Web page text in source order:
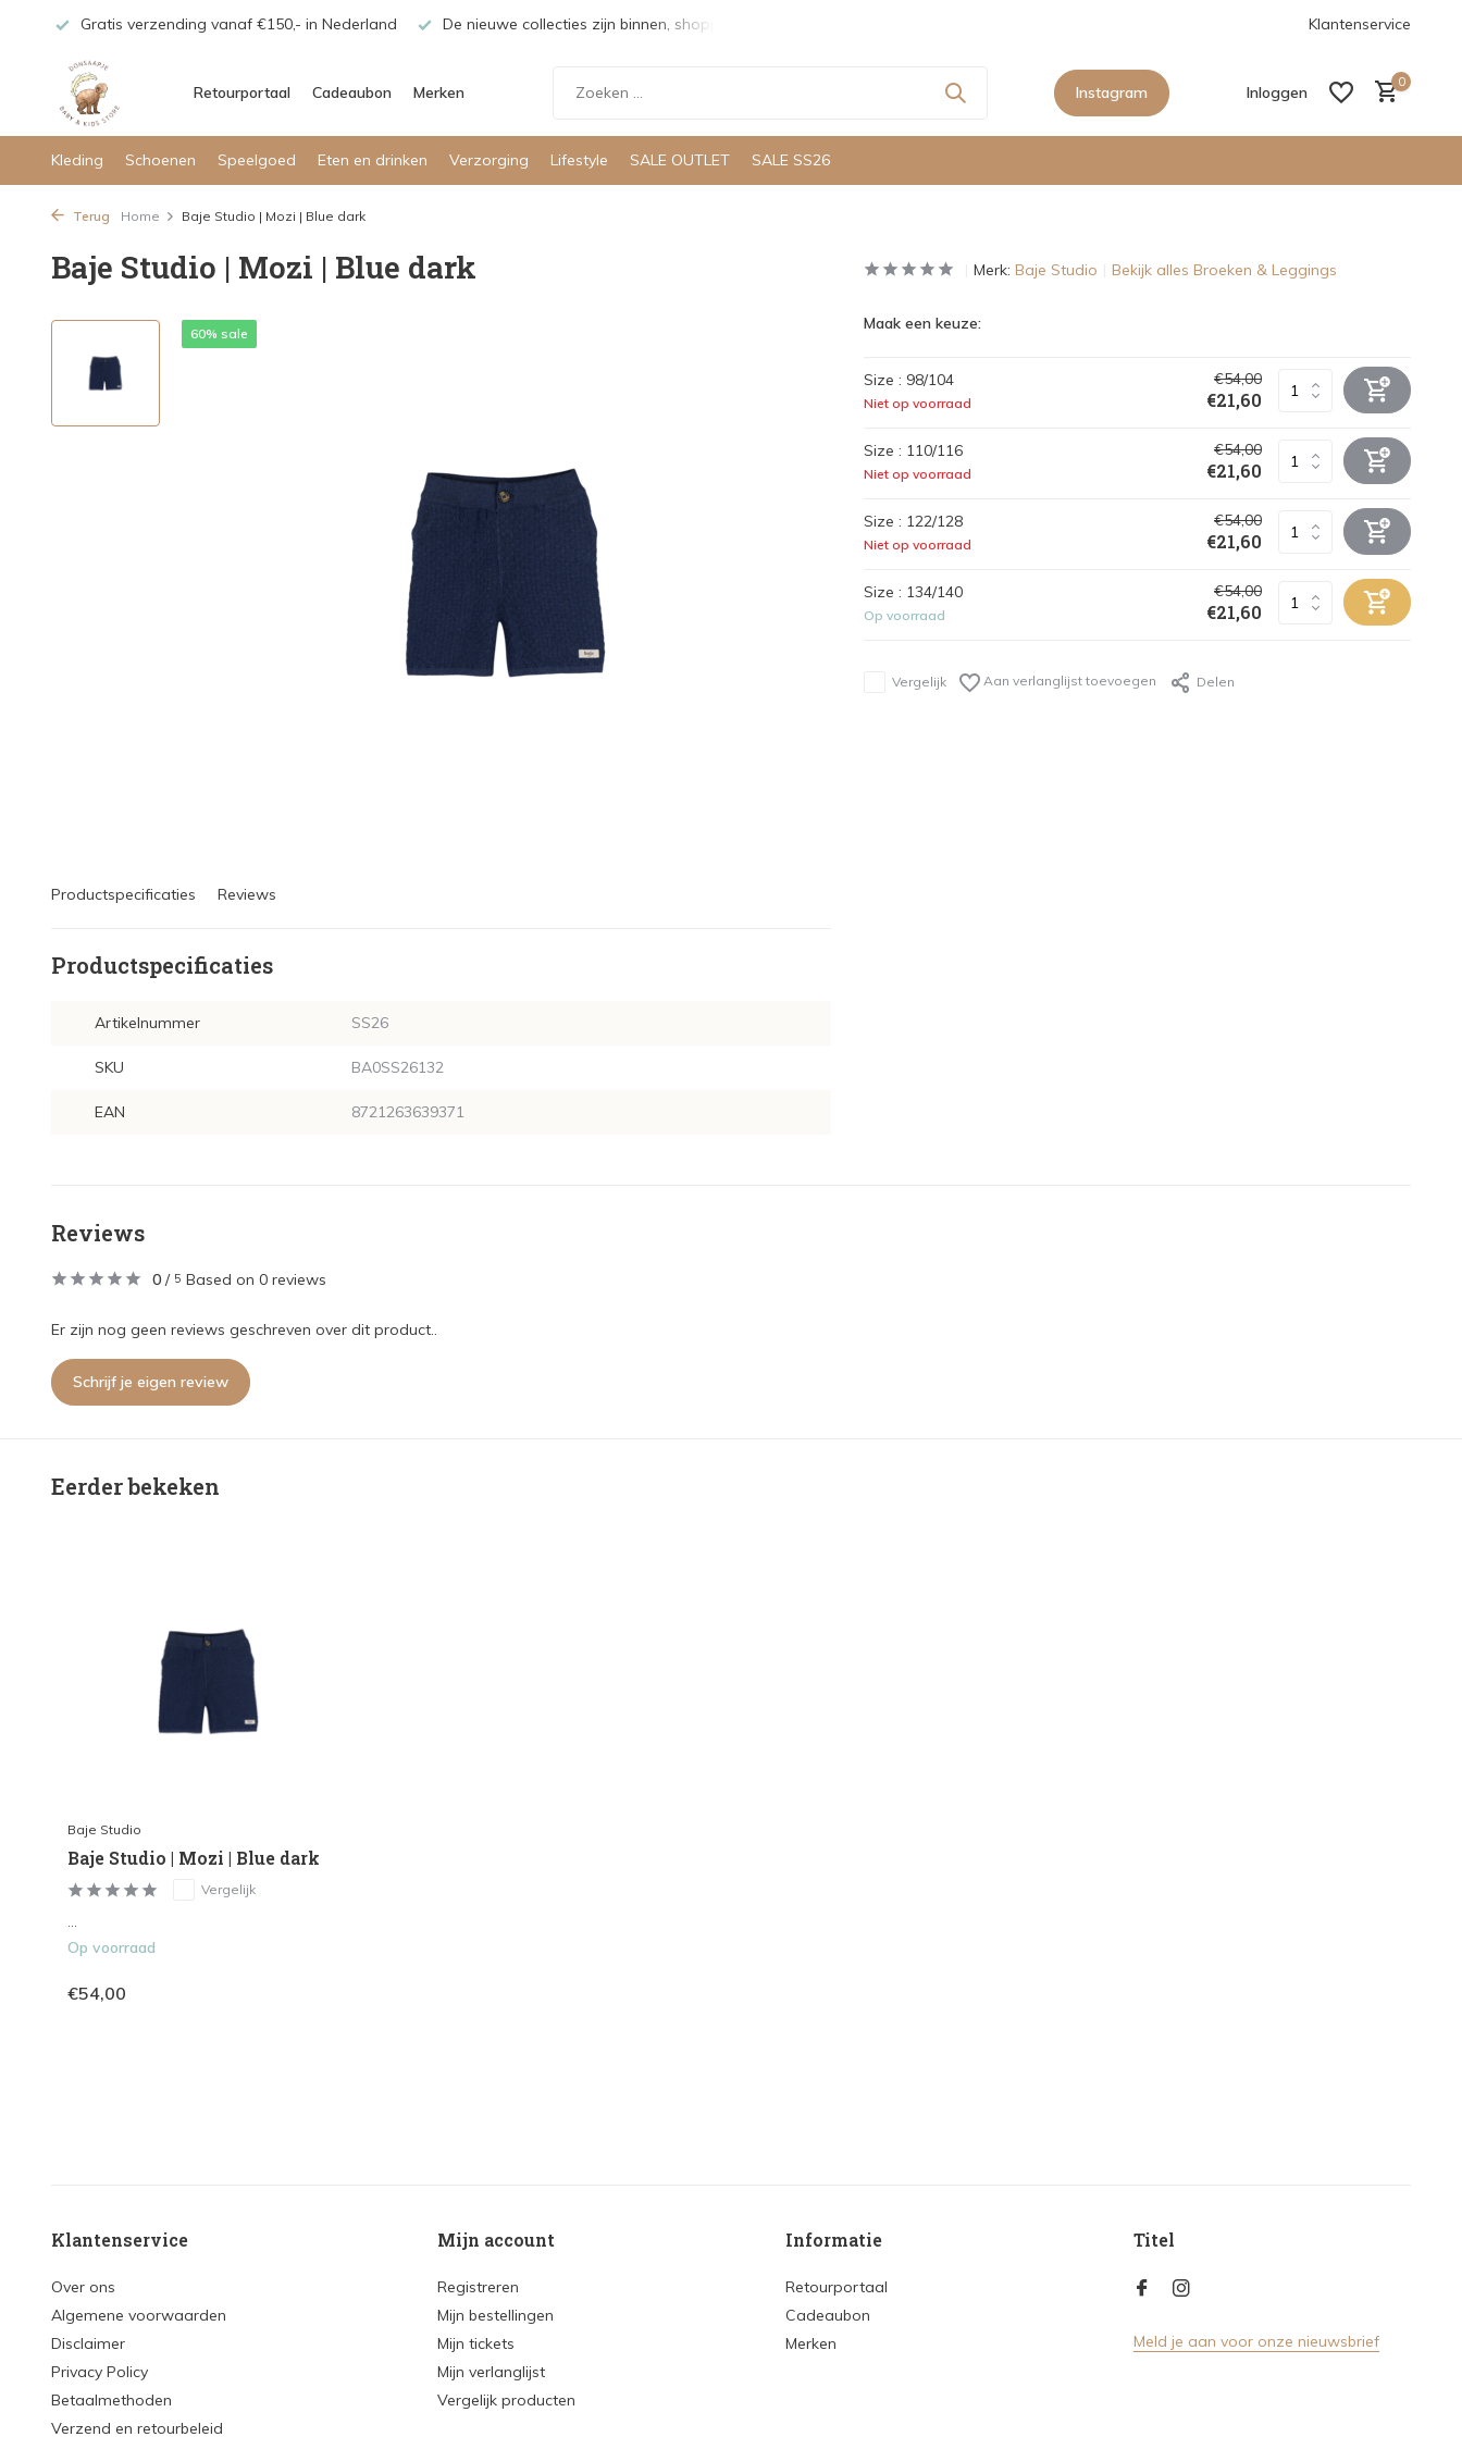
Gratis verzending vanaf €150,- in Nederland De nieuwe collecties zijn binnen, shoppen maar! De nieuwe collecties zijn binnen,
Klantenservice
Retourportaal Cadeaubon Merken Instagram Inloggen
Account aanmaken
0
Kleding Schoenen Speelgoed Eten en drinken Verzorging Lifestyle SALE OUTLET SALE SS26
Terug Home Baje Studio | Mozi | Blue dark
Baje Studio | Mozi | Blue dark
60% sale
Productspecificaties Reviews
Productspecificaties
Artikelnummer SS26
SKU BA0SS26132
EAN 8721263639371
Merk: Baje Studio Bekijk alles Broeken & Leggings
Maak een keuze:
Size : 98/104
Niet op voorraad
€54,00
€21,60
Size : 110/116
Niet op voorraad
€54,00
€21,60
Size : 122/128
Niet op voorraad
€54,00
€21,60
Size : 134/140
Op voorraad
€54,00
€21,60
Vergelijk Aan verlanglijst toevoegen Delen
Reviews
0 / 5 Based on 0 reviews
Er zijn nog geen reviews geschreven over dit product..
Schrijf je eigen review
Eerder bekeken
Baje Studio
Baje Studio | Mozi | Blue dark
Vergelijk
Op voorraad
€54,00
Klantenservice
Over ons
Algemene voorwaarden
Disclaimer
Privacy Policy
Betaalmethoden
Verzend en retourbeleid
Mijn account
Registreren
Mijn bestellingen
Mijn tickets
Mijn verlanglijst
Vergelijk producten
Informatie
Retourportaal
Cadeaubon
Merken
Titel
Meld je aan voor onze nieuwsbrief